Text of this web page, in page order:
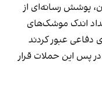
پوشش رسانه‌ای از
تعداد اندک موشک‌های
دفاعی عبور کردند
پس این حملات قرار